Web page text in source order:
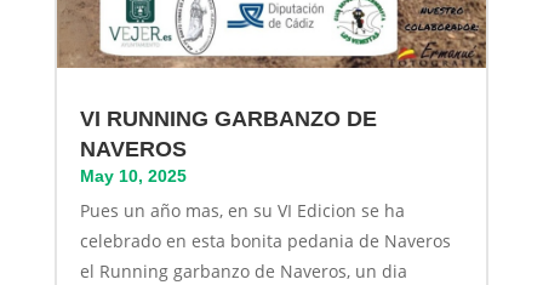
VI RUNNING GARBANZO DE
NAVEROS
May 10, 2025
Pues un año mas, en su VI Edicion se ha
celebrado en esta bonita pedania de Naveros
el Running garbanzo de Naveros, un dia